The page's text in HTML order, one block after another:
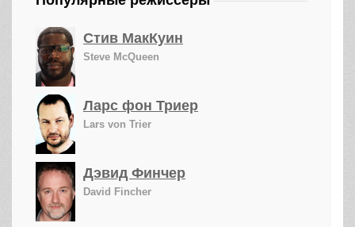
Стив МакКуин
Steve McQueen
Ларс фон Триер
Lars von Trier
Дэвид Финчер
David Fincher